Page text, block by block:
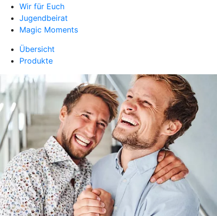
Wir für Euch
Jugendbeirat
Magic Moments
Übersicht
Produkte